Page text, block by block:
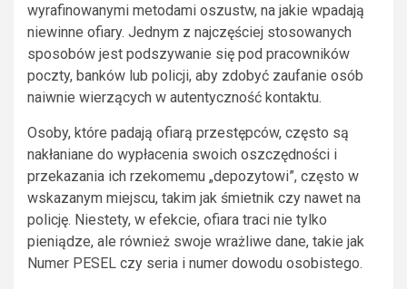
wyrafinowanymi metodami oszustw, na jakie wpadają
niewinne ofiary. Jednym z najczęściej stosowanych
sposobów jest podszywanie się pod pracowników
poczty, banków lub policji, aby zdobyć zaufanie osób
naiwnie wierzących w autentyczność kontaktu.
Osoby, które padają ofiarą przestępców, często są
nakłaniane do wypłacenia swoich oszczędności i
przekazania ich rzekomemu „depozytowi”, często w
wskazanym miejscu, takim jak śmietnik czy nawet na
policję. Niestety, w efekcie, ofiara traci nie tylko
pieniądze, ale również swoje wrażliwe dane, takie jak
Numer PESEL czy seria i numer dowodu osobistego.